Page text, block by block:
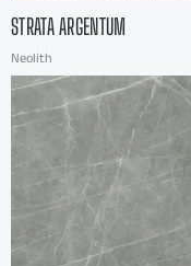
STRATA ARGENTUM
Neolith